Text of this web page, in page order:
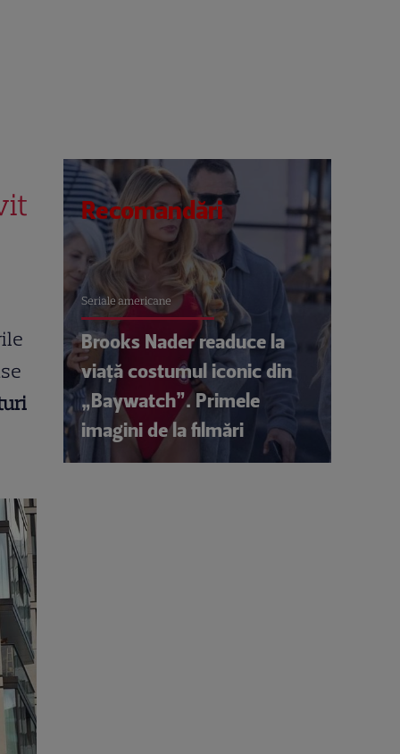
Recomandări
Seriale americane
Brooks Nader readuce la
viață costumul iconic din
„Baywatch”. Primele
imagini de la filmări